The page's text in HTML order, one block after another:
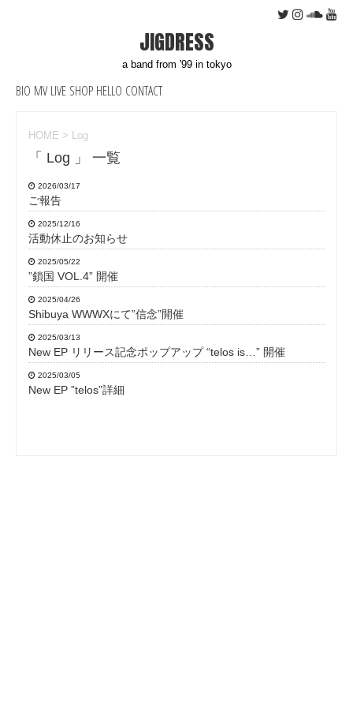
JIGDRESS
a band from '99 in tokyo
BIO MV LIVE SHOP HELLO CONTACT
HOME > Log
「 Log 」 一覧
2026/03/17
ご報告
2025/12/16
活動休止のお知らせ
2025/05/22
”鎖国 VOL.4” 開催
2025/04/26
Shibuya WWWXにて”信念”開催
2025/03/13
New EP リリース記念ポップアップ “telos is…” 開催
2025/03/05
New EP ”telos”詳細